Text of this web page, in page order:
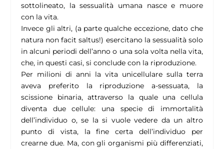
sottolineato, la sessualità umana nasce e muore
con la vita.
Invece gli altri, (a parte qualche eccezione, dato che
natura non facit saltus!) esercitano la sessualità solo
in alcuni periodi dell’anno o una sola volta nella vita,
che, in questi casi, si conclude con la riproduzione.
Per milioni di anni la vita unicellulare sulla terra
aveva preferito la riproduzione a-sessuata, la
scissione binaria, attraverso la quale una cellula
diventa due cellule: una specie di immortalità
dell’individuo o, se la si vuole vedere da un altro
punto di vista, la fine certa dell’individuo per
crearne due. Ma, con gli organismi più differenziati,